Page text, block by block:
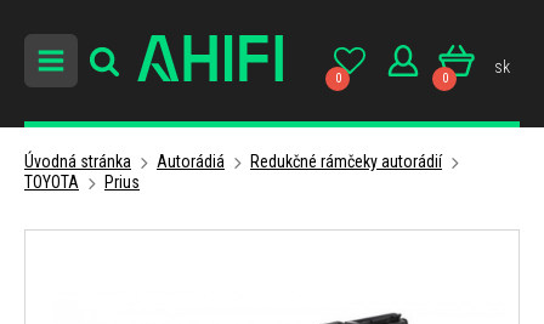
0 0
sk
Úvodná stránka Autorádiá
Redukčné rámčeky autorádií
TOYOTA
Prius